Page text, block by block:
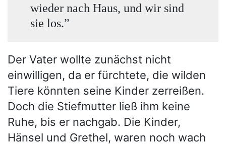
wieder nach Haus, und wir sind
sie los.”
Der Vater wollte zunächst nicht
einwilligen, da er fürchtete, die wilden
Tiere könnten seine Kinder zerreißen.
Doch die Stiefmutter ließ ihm keine
Ruhe, bis er nachgab. Die Kinder,
Hänsel und Grethel, waren noch wach